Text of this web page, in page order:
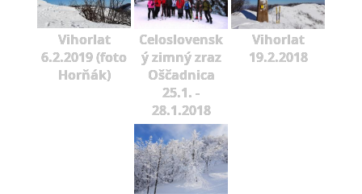
Vihorlat
6.2.2019 (foto
Horňák)
Celoslovensk
ý zimný zraz
Oščadnica
25.1. -
28.1.2018
Vihorlat
19.2.2018